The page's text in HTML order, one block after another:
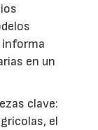
informa
en un
clave:
el